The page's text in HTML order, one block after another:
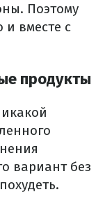
Поэтому
и вместе с
продукты
вариант без